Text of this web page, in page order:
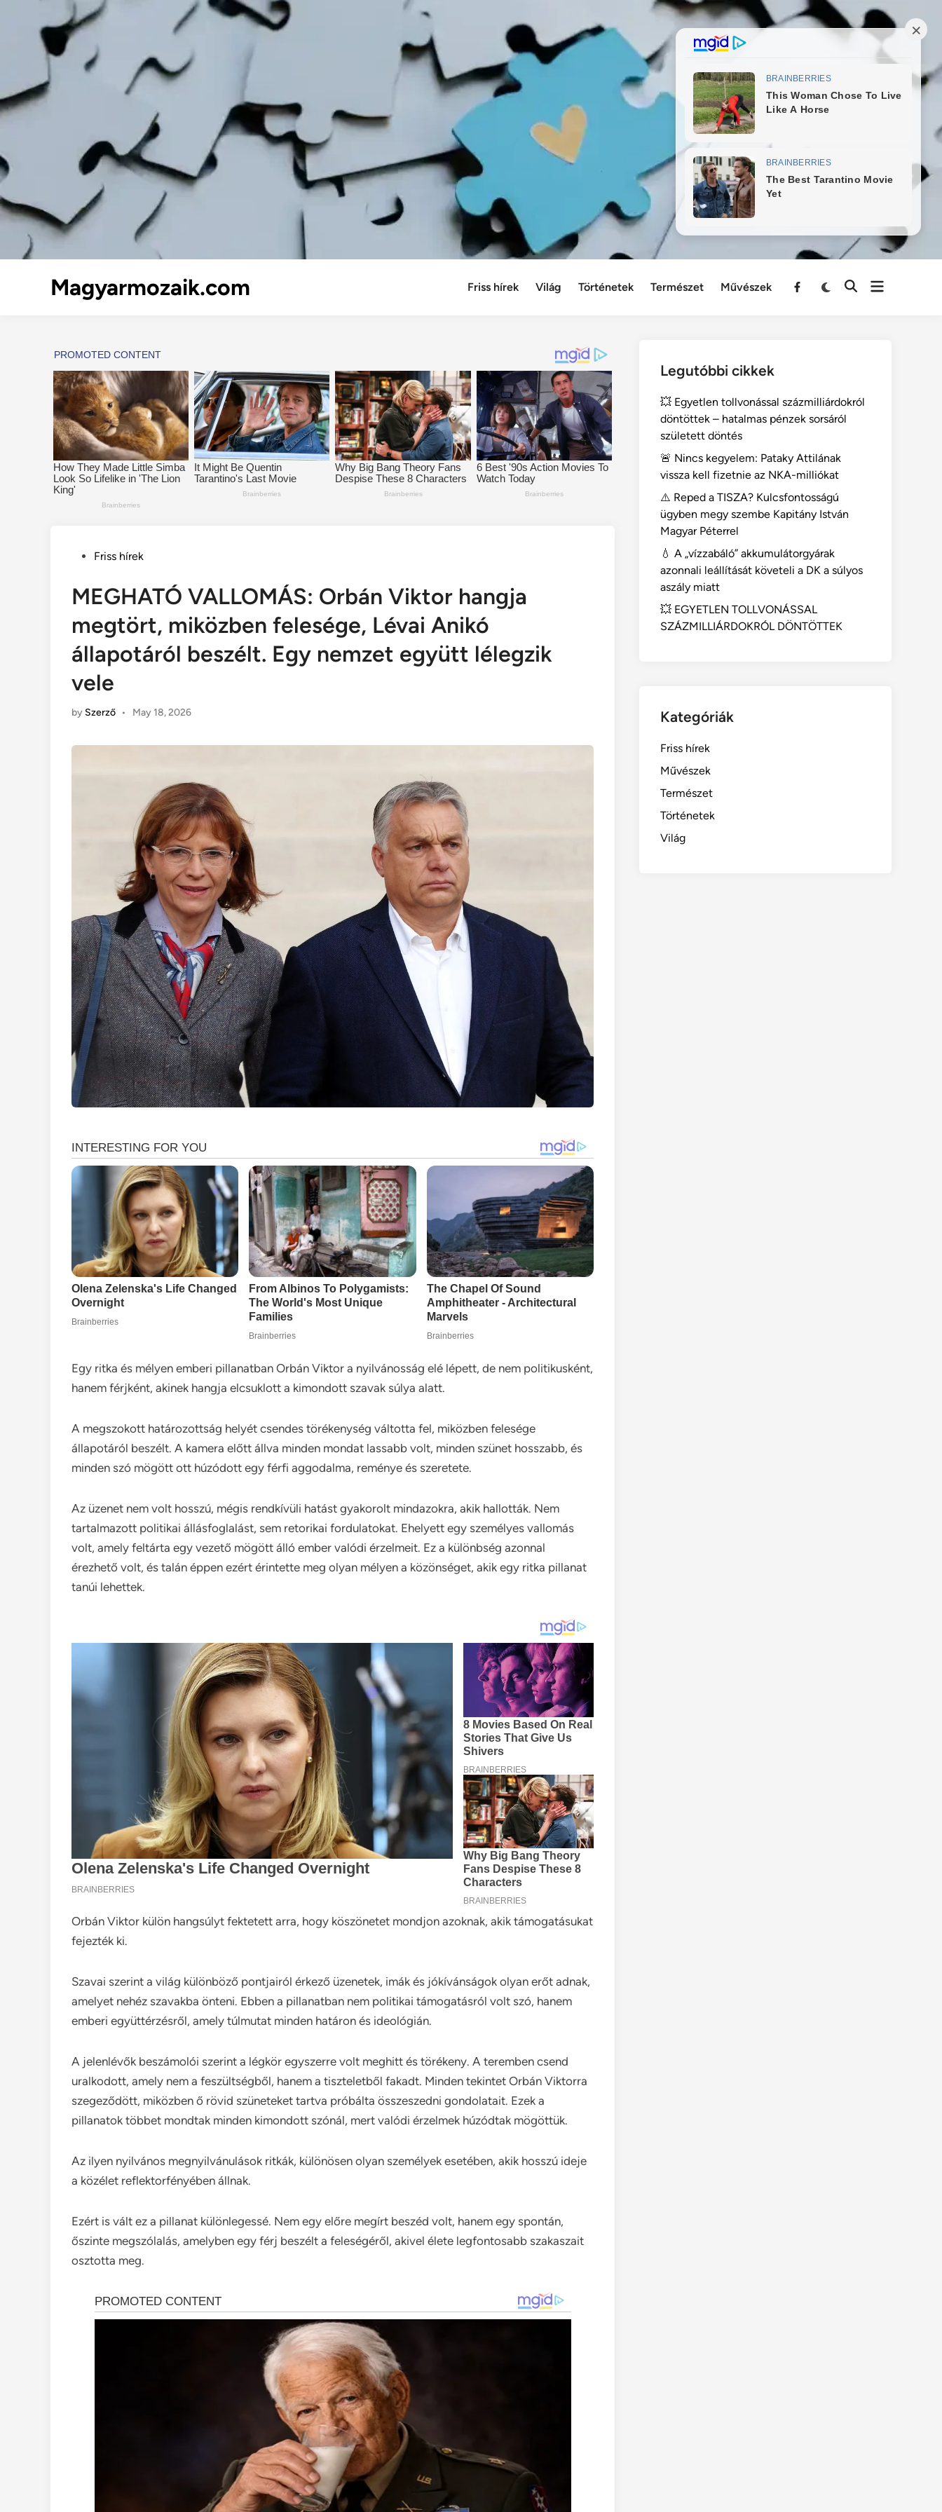
Magyarmozaik.com Friss hírek Világ Történetek Természet Művészek
Menu
PostedFriss hírek
MEGHATÓ VALLOMÁS: Orbán Viktor hangja
megtört, miközben felesége, Lévai Anikó
állapotáról beszélt. Egy nemzet együtt lélegzik
vele
by Szerző • May 18, 2026
Egy ritka és mélyen emberi pillanatban Orbán Viktor a nyilvánosság elé lépett, de nem politikusként,
hanem férjként, akinek hangja elcsuklott a kimondott szavak súlya alatt.
A megszokott határozottság helyét csendes törékenység váltotta fel, miközben felesége
állapotáról beszélt. A kamera előtt állva minden mondat lassabb volt, minden szünet hosszabb, és
minden szó mögött ott húzódott egy férfi aggodalma, reménye és szeretete.
Az üzenet nem volt hosszú, mégis rendkívüli hatást gyakorolt mindazokra, akik hallották. Nem
tartalmazott politikai állásfoglalást, sem retorikai fordulatokat. Ehelyett egy személyes vallomás
volt, amely feltárta egy vezető mögött álló ember valódi érzelmeit. Ez a különbség azonnal
érezhető volt, és talán éppen ezért érintette meg olyan mélyen a közönséget, akik egy ritka pillanat
tanúi lehettek.
Orbán Viktor külön hangsúlyt fektetett arra, hogy köszönetet mondjon azoknak, akik támogatásukat
fejezték ki.
Szavai szerint a világ különböző pontjairól érkező üzenetek, imák és jókívánságok olyan erőt adnak,
amelyet nehéz szavakba önteni. Ebben a pillanatban nem politikai támogatásról volt szó, hanem
emberi együttérzésről, amely túlmutat minden határon és ideológián.
A jelenlévők beszámolói szerint a légkör egyszerre volt meghitt és törékeny. A teremben csend
uralkodott, amely nem a feszültségből, hanem a tiszteletből fakadt. Minden tekintet Orbán Viktorra
szegeződött, miközben ő rövid szüneteket tartva próbálta összeszedni gondolatait. Ezek a
pillanatok többet mondtak minden kimondott szónál, mert valódi érzelmek húzódtak mögöttük.
Az ilyen nyilvános megnyilvánulások ritkák, különösen olyan személyek esetében, akik hosszú ideje
a közélet reflektorfényében állnak.
Ezért is vált ez a pillanat különlegessé. Nem egy előre megírt beszéd volt, hanem egy spontán,
őszinte megszólalás, amelyben egy férj beszélt a feleségéről, akivel élete legfontosabb szakaszait
osztotta meg.
Legutóbbi cikkek
💥 Egyetlen tollvonással százmilliárdokról
döntöttek – hatalmas pénzek sorsáról
született döntés
🚨 Nincs kegyelem: Pataky Attilának
vissza kell fizetnie az NKA-milliókat
⚠️ Reped a TISZA? Kulcsfontosságú
ügyben megy szembe Kapitány István
Magyar Péterrel
💧 A „vízzabáló” akkumulátorgyárak
azonnali leállítását követeli a DK a súlyos
aszály miatt
💥 EGYETLEN TOLLVONÁSSAL
SZÁZMILLIÁRDOKRÓL DÖNTÖTTEK
Kategóriák
Friss hírek
Művészek
Természet
Történetek
Világ